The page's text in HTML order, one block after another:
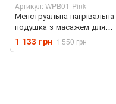
Артикул: WPB01-Pink
Менструальна нагрівальна
подушка з масажем для
полегшення спазмів рожева
Brillix (WPB01-Pink)
1 133 грн 1 550 грн